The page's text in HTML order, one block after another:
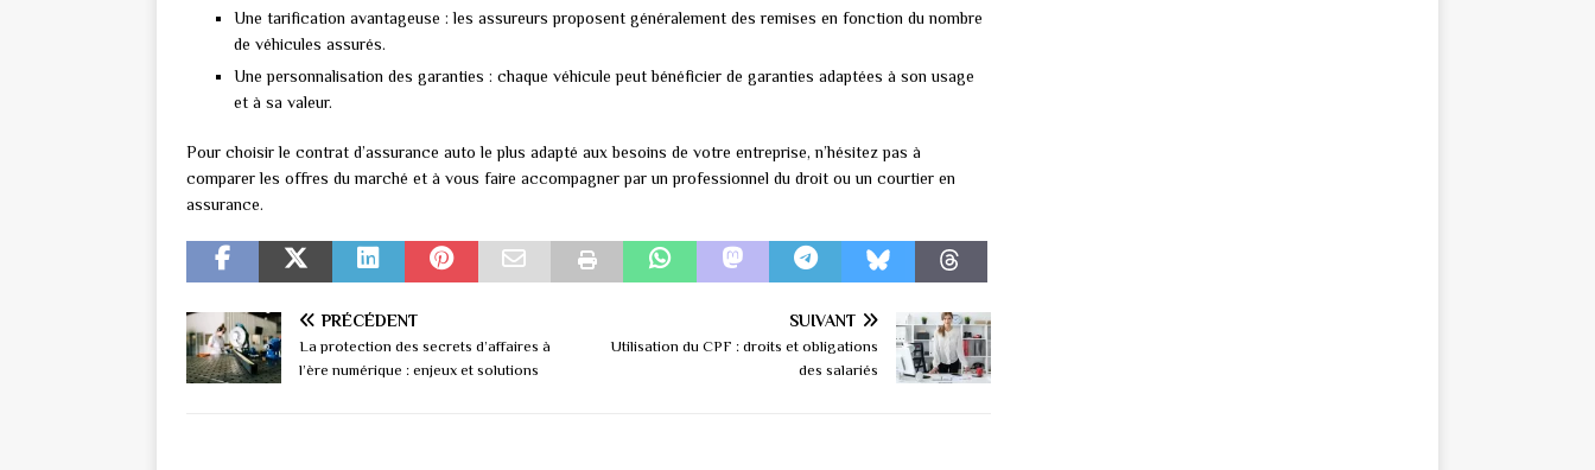
Une tarification avantageuse : les assureurs proposent généralement des remises en fonction du nombre
de véhicules assurés.
Une personnalisation des garanties : chaque véhicule peut bénéficier de garanties adaptées à son usage
et à sa valeur.
Pour choisir le contrat d’assurance auto le plus adapté aux besoins de votre entreprise, n’hésitez pas à
comparer les offres du marché et à vous faire accompagner par un professionnel du droit ou un courtier en
assurance.
PRÉCÉDENT
La protection des secrets d’affaires à
l’ère numérique : enjeux et solutions
SUIVANT
Utilisation du CPF : droits et obligations
des salariés